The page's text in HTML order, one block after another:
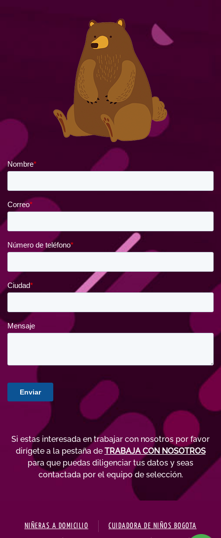
Si estas interesada en trabajar con nosotros por favor
dirígete a la pestaña de TRABAJA CON NOSOTROS
para que puedas diligenciar tus datos y seas
contactada por el equipo de selección.
NIÑERAS A DOMICILIO CUIDADORA DE NIÑOS BOGOTA